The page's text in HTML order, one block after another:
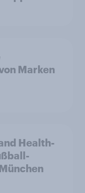
Marken
Health-